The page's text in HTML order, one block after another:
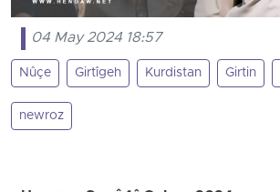
04 May 2024 18:57
Nûçe Girtîgeh Kurdistan Girtin
newroz